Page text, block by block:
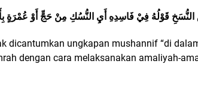
قَوْلُهُ فِيْ فَاسِدِهِ أَيِ النُّسُكِ مِنْ حَجٍّ أَوْ عُمْرَةٍ بِأَنْ
dicantumkan ungkapan mushannif “di
dengan cara melaksanakan amaliyah-